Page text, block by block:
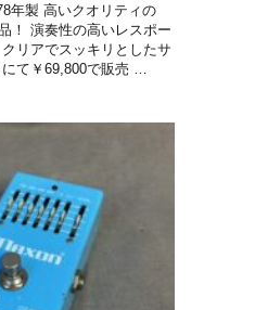
年製 高いクオリティの
！ 演奏性の高いレスポー
リアでスッキリとしたサ
て￥69,800で販売 …